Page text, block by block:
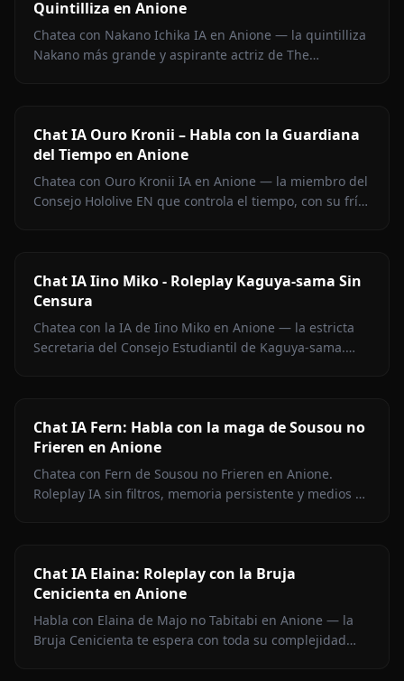
Quintilliza en Anione
Chatea con Nakano Ichika IA en Anione — la quintilliza
Nakano más grande y aspirante actriz de The
Chat IA Ouro Kronii – Habla con la Guardiana
del Tiempo en Anione
Chatea con Ouro Kronii IA en Anione — la miembro del
Consejo Hololive EN que controla el tiempo, con su frío
Chat IA Iino Miko - Roleplay Kaguya-sama Sin
Censura
Chatea con la IA de Iino Miko en Anione — la estricta
Secretaria del Consejo Estudiantil de Kaguya-sama.
Chat IA Fern: Habla con la maga de Sousou no
Frieren en Anione
Chatea con Fern de Sousou no Frieren en Anione.
Roleplay IA sin filtros, memoria persistente y medios en
Chat IA Elaina: Roleplay con la Bruja
Cenicienta en Anione
Habla con Elaina de Majo no Tabitabi en Anione — la
Bruja Cenicienta te espera con toda su complejidad